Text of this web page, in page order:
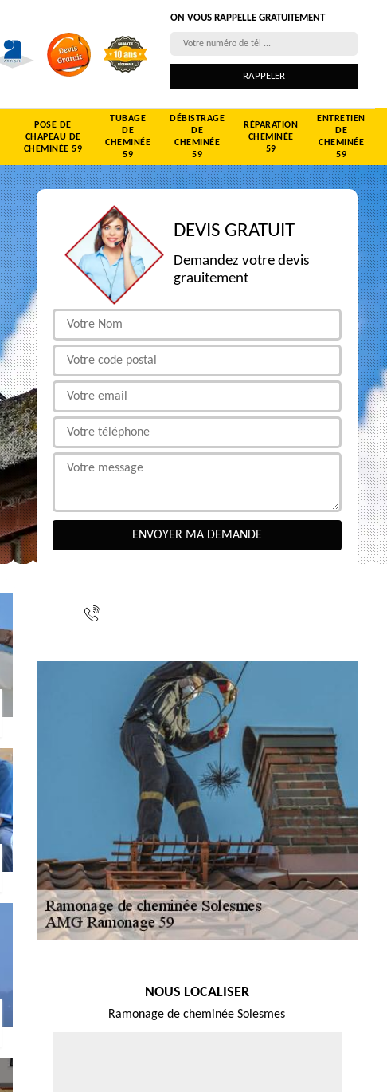
ON VOUS RAPPELLE GRATUITEMENT
POSE DE
CHAPEAU DE
CHEMINÉE 59
TUBAGE
DE
CHEMINÉE
59
DÉBISTRAGE
DE
CHEMINÉE
59
RÉPARATION
CHEMINÉE
59
ENTRETIEN
DE
CHEMINÉE
59
DEVIS GRATUIT
Demandez votre devis
grauitement
NOUS LOCALISER
Ramonage de cheminée Solesmes